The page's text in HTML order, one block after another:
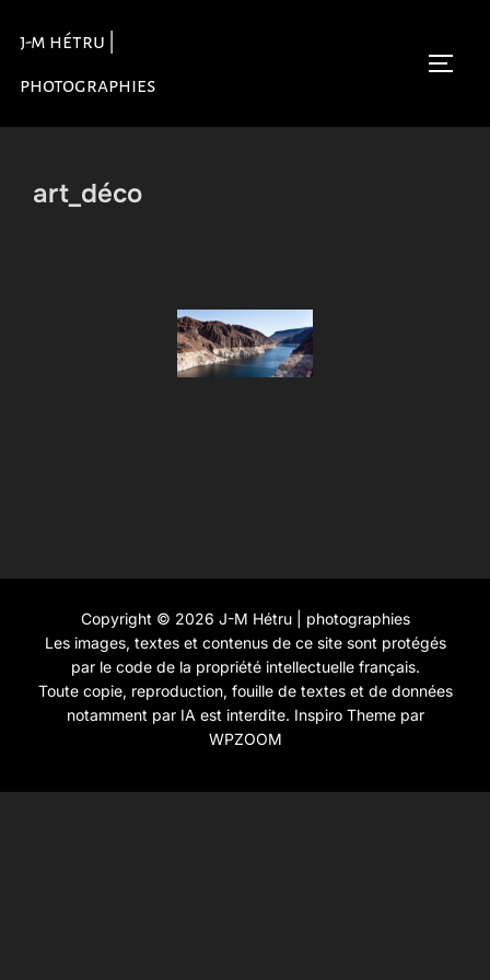
contenu
j-m hétru |
photographies
art_déco
Copyright © 2026 J-M Hétru | photographies
Les images, textes et contenus de ce site sont protégés
par le code de la propriété intellectuelle français.
Toute copie, reproduction, fouille de textes et de données
notamment par IA est interdite. Inspiro Themepar
WPZOOM